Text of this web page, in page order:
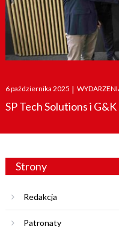
Posted
on
6 października 2025 |
SP Tech Solutions i
Strony
Redakcja
Patronaty